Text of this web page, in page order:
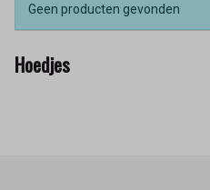
Geen producten gevonden
Hoedjes